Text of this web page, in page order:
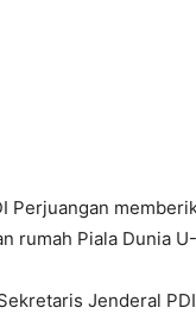
Perjuangan
rumah Piala Dunia
Jenderal